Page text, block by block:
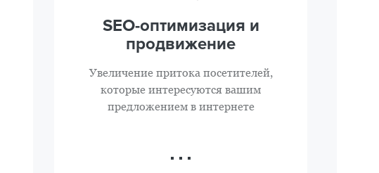
SEO-оптимизация и
продвижение
Увеличение притока посетителей,
которые интересуются вашим
предложением в интернете